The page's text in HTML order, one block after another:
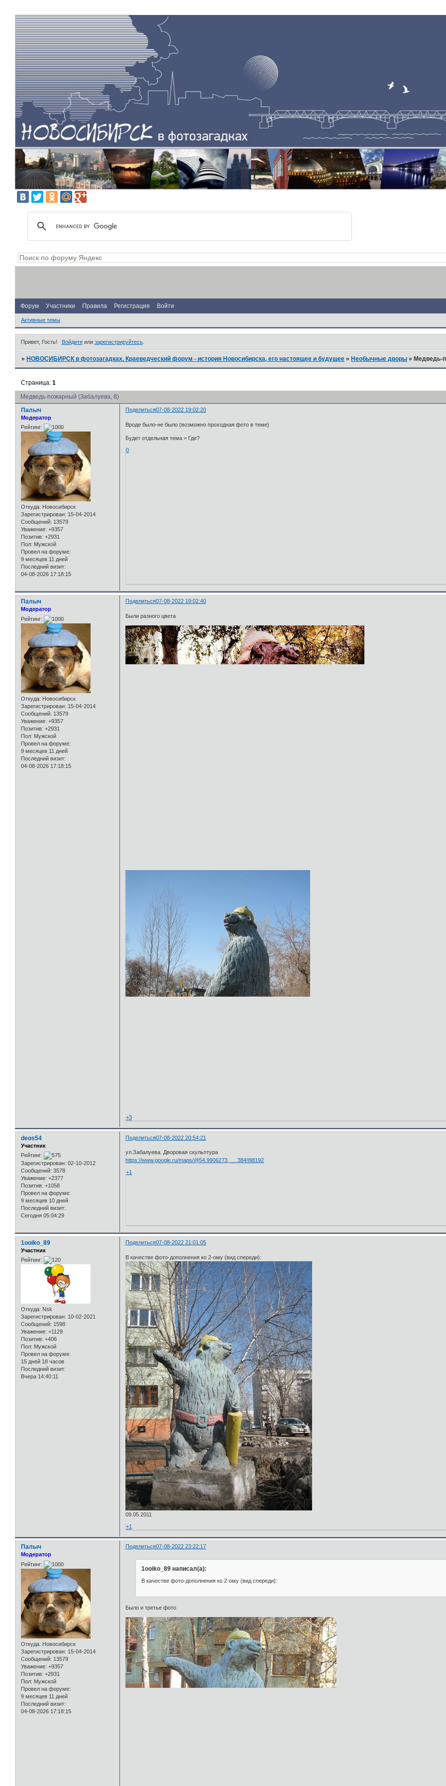
Форум Участники Правила Регистрация Войти
Активные темы
Привет, Гость! Войдитеили зарегистрируйтесь.
»НОВОСИБИРСК в фотозагадках. Краеведческий форум - история Новосибирска, его настоящее и будущее »Необычные дворы »Медведь-
Медведь-пожарный (Забалуева, 8)
Страница:1
Поделиться07-08-2022 19:02:20
Палыч
Модератор
Рейтинг:
Откуда: Новосибирск
Зарегистрирован: 15-04-2014
Сообщений: 13579
Уважение: +9357
Позитив: +2931
Пол: Мужской
Провел на форуме:
9 месяцев 11 дней
Последний визит:
04-08-2026 17:18:15
Вроде было-не было (возможно проходная фото в теме)
Будет отдельная тема = Где?
0
Поделиться07-08-2022 19:02:40
Палыч
Модератор
Рейтинг:
Откуда: Новосибирск
Зарегистрирован: 15-04-2014
Сообщений: 13579
Уважение: +9357
Позитив: +2931
Пол: Мужской
Провел на форуме:
9 месяцев 11 дней
Последний визит:
04-08-2026 17:18:15
Были разного цвета
+3
Поделиться07-08-2022 20:54:21
deos54
Участник
Рейтинг:
Зарегистрирован: 02-10-2012
Сообщений: 3578
Уважение: +2377
Позитив: +1058
Провел на форуме:
9 месяцев 10 дней
Последний визит:
Сегодня 05:04:29
ул.Забалуева. Дворовая скульптура
https://www.google.ru/maps/@54.9906273, … 384!8i8192
+1
Поделиться07-08-2022 21:01:05
1ooiko_89
Участник
Рейтинг:
Откуда: Nsk
Зарегистрирован: 10-02-2021
Сообщений: 1598
Уважение: +1129
Позитив: +406
Пол: Мужской
Провел на форуме:
15 дней 18 часов
Последний визит:
Вчера 14:40:11
В качестве фото-дополнения ко 2-ому (вид спереди):
09.05.2011
+1
Поделиться07-08-2022 23:22:17
Палыч
Модератор
Рейтинг:
Откуда: Новосибирск
Зарегистрирован: 15-04-2014
Сообщений: 13579
Уважение: +9357
Позитив: +2931
Пол: Мужской
Провел на форуме:
9 месяцев 11 дней
Последний визит:
04-08-2026 17:18:15
1ooiko_89 написал(а):
В качестве фото-дополнения ко 2-ому (вид спереди):
Было и третье фото